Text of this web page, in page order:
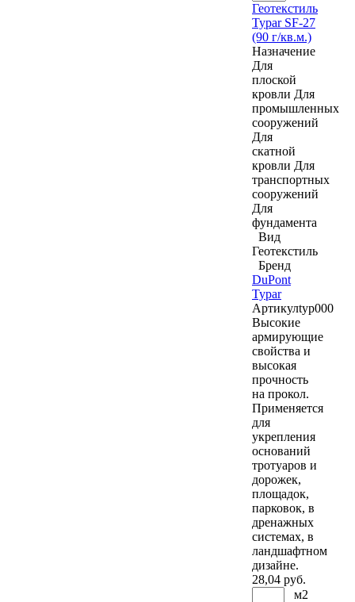
Геотекстиль
Typar SF-27
(90 г/кв.м.)
Назначение
Для
плоской
кровли Для
промышленных
сооружений
Для
скатной
кровли Для
транспортных
сооружений
Для
фундамента
Вид
Геотекстиль
Бренд
DuPont
Typar
Артикулtyp000
Высокие
армирующие
свойства и
высокая
прочность
на прокол.
Применяется
для
укрепления
оснований
тротуаров и
дорожек,
площадок,
парковок, в
дренажных
системах, в
ландшафтном
дизайне.
28,04 руб.
м2